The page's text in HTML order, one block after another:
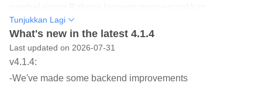
Video boleh dimuat turun pada bila-bila masa supaya
anda boleh mengakses kandungan di luar talian.
Kemudian apabila anda selesai dengan sesuatu episod,
anda boleh memadamkannya untuk memberi ruang pada
Tunjukkan Lagi
What's new in the latest 4.1.4
Last updated on 2026-07-31
v4.1.4:
-We've made some backend improvements